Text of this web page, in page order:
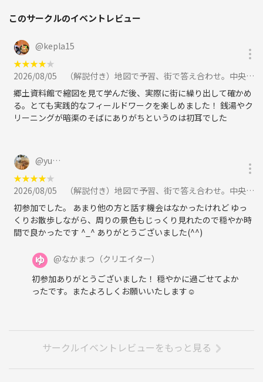
このサークルのイベントレビュー
@kepla15
★★★★★
2026/08/05
（解説付き）地図で予習、街で答え合わせ。中央区の昔と今をつなぐ歴史散歩に参加
郷土資料館で縮図を見て学んだ後、実際に街に繰り出して確かめ
る。とても実践的なフィールドワークを楽しめました！ 銭湯やク
リーニングが暗渠のそばにありがちというのは初耳でした
@yu…
★★★★★
2026/08/05
（解説付き）地図で予習、街で答え合わせ。中央区の昔と今をつなぐ歴史散歩に参加
初参加でした。 あまり他の方と話す機会はなかったけれど ゆっ
くりお散歩しながら、周りの景色もじっくり見れたので穏やか時
間で良かったです ^_^ ありがとうございました(^^)
@なかまつ （クリエイター）
初参加ありがとうございました！ 穏やかに過ごせてよか
ったです。またよろしくお願いいたします☺
サークルイベントレビューをもっと見る